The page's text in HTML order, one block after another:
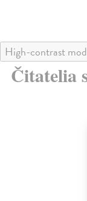
High-contrast
Čitatelia